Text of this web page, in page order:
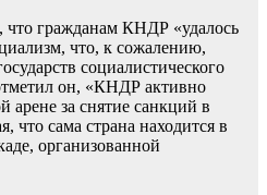
что гражданам КНДР «удалось
что, к сожалению,
социалистического
он, «КНДР активно
арене за снятие санкций в
что сама страна находится в
организованной